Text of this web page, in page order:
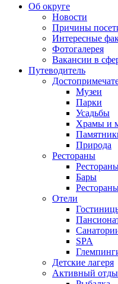
Об округе
Новости
Причины
Интересные
Фотогалерея
Вакансии в
Путеводитель
Музеи
Парки
Усадьбы
Храмы и
Природа
Рестораны
Бары
Отели
SPA
Детские лагеря
Активный